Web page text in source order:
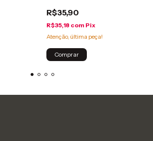
R$35,90
R$35,18 com Pix
Atenção, última peça!
Comprar